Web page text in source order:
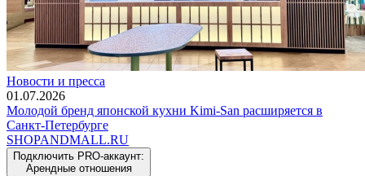
Новости и пресса
01.07.2026
Молодой бренд японской кухни Kimi-San расширяется в
Санкт-Петербурге
SHOPANDMALL.RU
Подключить PRO-аккаунт:
Арендные отношения